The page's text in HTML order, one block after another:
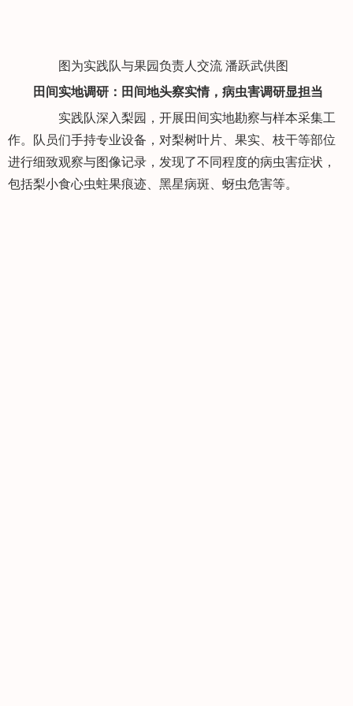
图为实践队与果园负责人交流 潘跃武供图
田间实地调研：田间地头察实情，病虫害调研显担当
实践队深入梨园，开展田间实地勘察与样本采集工
作。队员们手持专业设备，对梨树叶片、果实、枝干等部位
进行细致观察与图像记录，发现了不同程度的病虫害症状，
包括梨小食心虫蛀果痕迹、黑星病斑、蚜虫危害等。